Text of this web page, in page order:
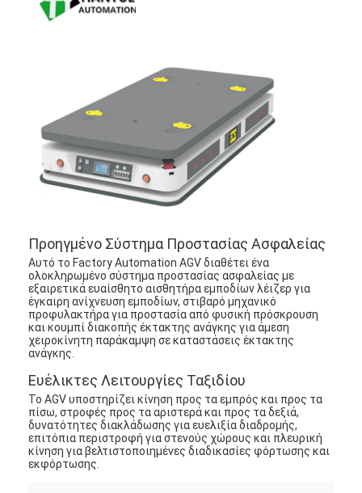
Προηγμένο Σύστημα Προστασίας Ασφαλείας
Αυτό το Factory Automation AGV διαθέτει ένα
ολοκληρωμένο σύστημα προστασίας ασφαλείας με
εξαιρετικά ευαίσθητο αισθητήρα εμποδίων λέιζερ για
έγκαιρη ανίχνευση εμποδίων, στιβαρό μηχανικό
προφυλακτήρα για προστασία από φυσική πρόσκρουση
και κουμπί διακοπής έκτακτης ανάγκης για άμεση
χειροκίνητη παράκαμψη σε καταστάσεις έκτακτης
ανάγκης.
Ευέλικτες Λειτουργίες Ταξιδίου
Το AGV υποστηρίζει κίνηση προς τα εμπρός και προς τα
πίσω, στροφές προς τα αριστερά και προς τα δεξιά,
δυνατότητες διακλάδωσης για ευελιξία διαδρομής,
επιτόπια περιστροφή για στενούς χώρους και πλευρική
κίνηση για βελτιστοποιημένες διαδικασίες φόρτωσης και
εκφόρτωσης.